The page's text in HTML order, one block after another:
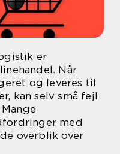
er
Når
og leveres til
kan selv små fejl
med
overblik over